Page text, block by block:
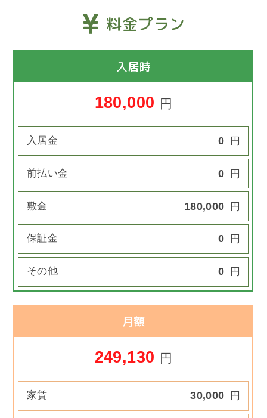
料金プラン
入居時
180,000 円
入居金 0 円
前払い金 0 円
敷金 180,000 円
保証金 0 円
その他 0 円
月額
249,130 円
家賃 30,000 円